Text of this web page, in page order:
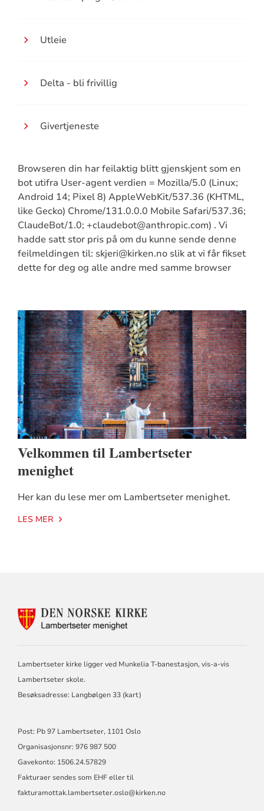
Utleie
Delta - bli frivillig
Givertjeneste
Browseren din har feilaktig blitt gjenskjent som en
bot utifra User-agent verdien = Mozilla/5.0 (Linux;
Android 14; Pixel 8) AppleWebKit/537.36 (KHTML,
like Gecko) Chrome/131.0.0.0 Mobile Safari/537.36;
ClaudeBot/1.0; +claudebot@anthropic.com) . Vi
hadde satt stor pris på om du kunne sende denne
feilmeldingen til: skjeri@kirken.no slik at vi får fikset
dette for deg og alle andre med samme browser
Velkommen til Lambertseter
menighet
Her kan du lese mer om Lambertseter menighet.
LES MER
KONTAKTINFORMASJON
Lambertseter kirke ligger ved Munkelia T-banestasjon, vis-a-vis
Lambertseter skole.
Besøksadresse: Langbølgen 33 (kart)
Post: Pb 97 Lambertseter, 1101 Oslo
Organisasjonsnr: 976 987 500
Gavekonto: 1506.24.57829
Fakturaer sendes som EHF eller til
fakturamottak.lambertseter.oslo@kirken.no